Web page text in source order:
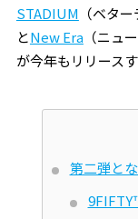
STADIUM （ベタ
とNew Era（ニュ
が今年もリリースす
第二弾と